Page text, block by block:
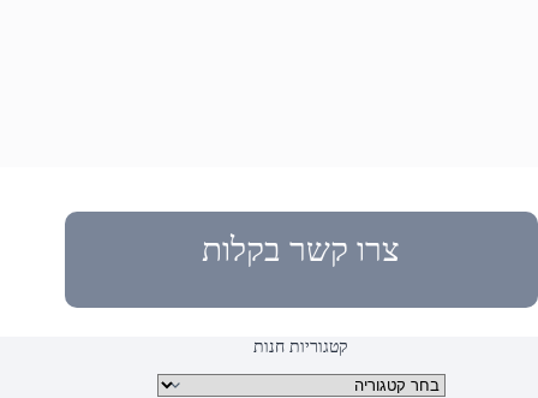
צרו קשר בקלות
קטגוריות חנות
קטגוריות מוצרים